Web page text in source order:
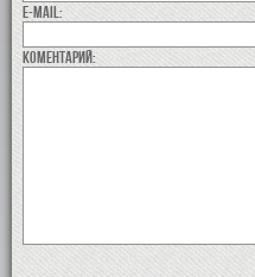
E-MAIL:
коментарий: